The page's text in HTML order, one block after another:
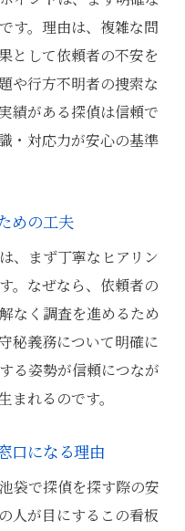
す。理由は、複雑な問
として依頼者の不安を
や行方不明者の捜索な
績がある探偵は信頼で
・対応力が安心の基準
めの工夫
、まず丁寧なヒアリン
。なぜなら、依頼者の
なく調査を進めるため
秘義務について明確に
る姿勢が信頼につなが
まれるのです。
口になる理由
袋で探偵を探す際の安
人が目にするこの看板